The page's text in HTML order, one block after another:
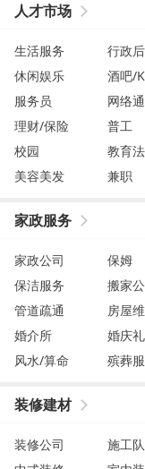
人才市场
生活服务 行政
休闲娱乐
酒吧/
服务员
网络
理财/保险
普工
校园
教育
美容美发
兼职
家政服务
家政公司 保姆
保洁服务
搬家
管道疏通
房屋
婚介所
婚庆
风水/算命
殡葬
装修建材
装修公司 施工队